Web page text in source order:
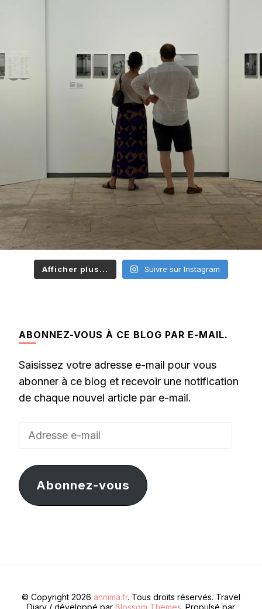
Afficher plus... Suivre sur Instagram
ABONNEZ-VOUS À CE BLOG PAR E-MAIL.
Saisissez votre adresse e-mail pour vous
abonner à ce blog et recevoir une notification
de chaque nouvel article par e-mail.
Adresse
mail
Abonnez-vous
© Copyright 2026 annima.fr. Tous droits réservés. Travel
Diary / développé par Blossom Themes . Propulsé par